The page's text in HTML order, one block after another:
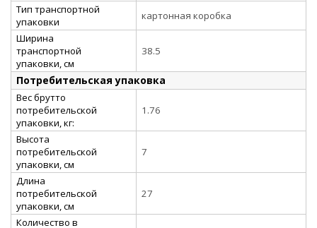
Тип транспортной
упаковки
картонная коробка
Ширина
транспортной
упаковки, см
38.5
Потребительская упаковка
Вес брутто
потребительской
упаковки, кг:
1.76
Высота
потребительской
упаковки, см
7
Длина
потребительской
упаковки, см
27
Количество в